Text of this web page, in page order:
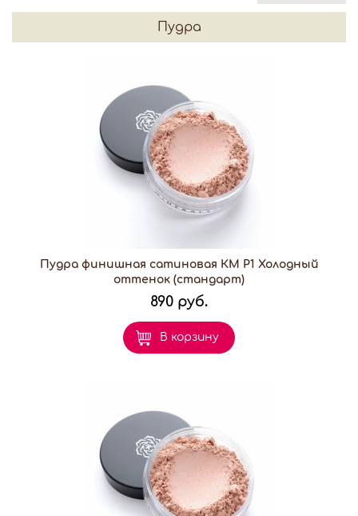
Пудра
Пудра финишная сатиновая КМ P1 Холодный
оттенок (стандарт)
890 руб.
В корзину